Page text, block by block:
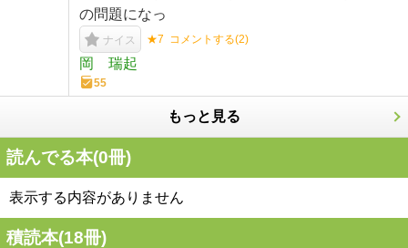
の問題になっ
ナイス ★7 コメントする(2)
岡 瑞起
55
もっと見る
読んでる本(0冊)
表示する内容がありません
積読本(18冊)